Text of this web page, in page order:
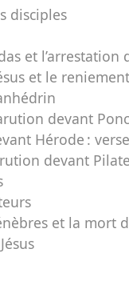
disciples
et l’arrestation
et le
devant
Hérode :
devant
et la mort